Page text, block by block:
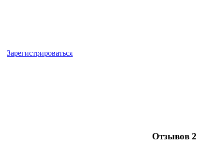
Зарегистрироваться
Отзывов 2